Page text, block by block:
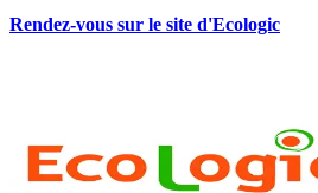
Rendez-vous sur le site d'Ecologic